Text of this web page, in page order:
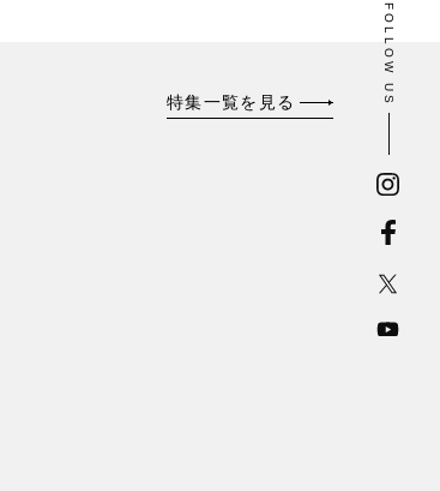
特集一覧を見る FOLLOW US